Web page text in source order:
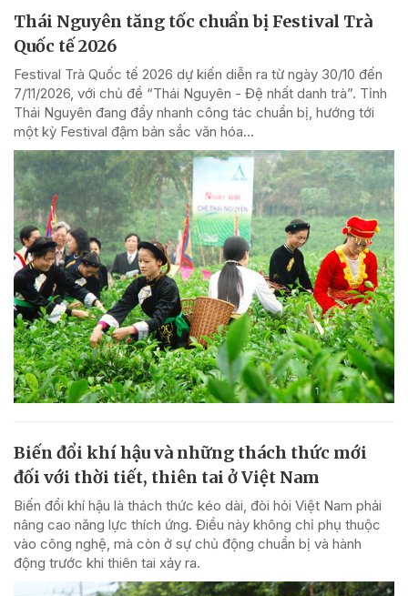
Thái Nguyên tăng tốc chuẩn bị Festival Trà
Quốc tế 2026
Festival Trà Quốc tế 2026 dự kiến diễn ra từ ngày 30/10 đến
7/11/2026, với chủ đề “Thái Nguyên - Đệ nhất danh trà”. Tỉnh
Thái Nguyên đang đẩy nhanh công tác chuẩn bị, hướng tới
một kỳ Festival đậm bản sắc văn hóa...
Biến đổi khí hậu và những thách thức mới
đối với thời tiết, thiên tai ở Việt Nam
Biến đổi khí hậu là thách thức kéo dài, đòi hỏi Việt Nam phải
nâng cao năng lực thích ứng. Điều này không chỉ phụ thuộc
vào công nghệ, mà còn ở sự chủ động chuẩn bị và hành
động trước khi thiên tai xảy ra.